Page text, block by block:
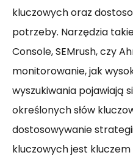
kluczowych oraz
potrzeby. Narzędzia
Console, SEMrush, czy
monitorowanie, jak
wyszukiwania pojawiają
określonych słów
dostosowywanie
kluczowych jest kluczem